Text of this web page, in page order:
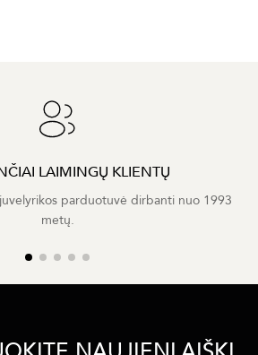
LAIMINGŲ KLIENTŲ
parduotuvė dirbanti nuo 1993
metų.